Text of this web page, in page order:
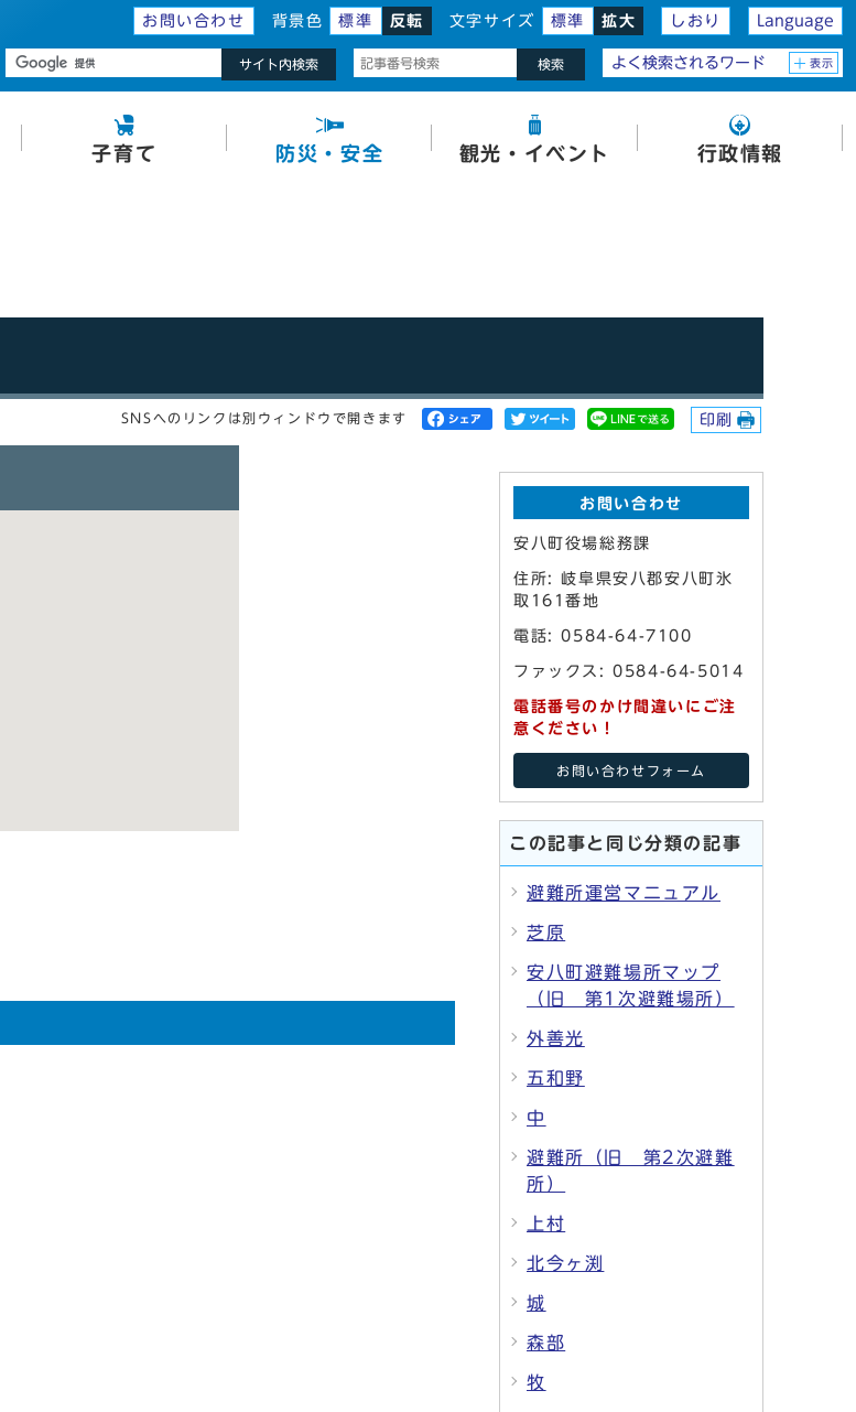
お問い合わせ 背景色 標準 反転 文字サイズ 標準 拡大 しおり Language
サイト内検索 検索 よく検索されるワード 表示
子育て 防災・安全 観光・イベント 行政情報
SNSへのリンクは別ウィンドウで開きます 印刷
お問い合わせ
安八町役場総務課
住所: 岐阜県安八郡安八町氷
取161番地
電話: 0584-64-7100
ファックス: 0584-64-5014
電話番号のかけ間違いにご注
意ください！
お問い合わせフォーム
この記事と同じ分類の記事
避難所運営マニュアル
芝原
安八町避難場所マップ
（旧 第1次避難場所）
外善光
五和野
中
避難所（旧 第2次避難
所）
上村
北今ヶ渕
城
森部
牧